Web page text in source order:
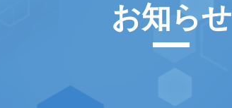
お知らせ